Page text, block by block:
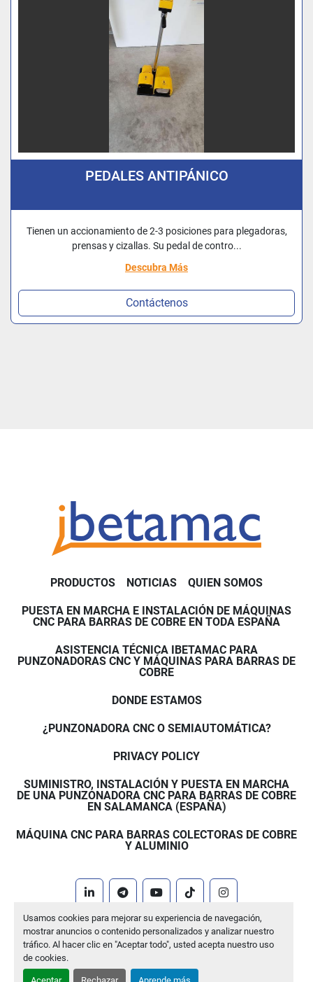
Usamos cookies para mejorar su experiencia de navegación,
mostrar anuncios o contenido personalizados y analizar nuestro
tráfico. Al hacer clic en "Aceptar todo", usted acepta nuestro uso
de cookies.
PEDALES ANTIPÁNICO
Tienen un accionamiento de 2-3 posiciones para plegadoras,
prensas y cizallas. Su pedal de contro...
Descubra Más
Contáctenos
PRODUCTOS NOTICIAS QUIEN SOMOS
PUESTA EN MARCHA E INSTALACIÓN DE MÁQUINAS
CNC PARA BARRAS DE COBRE EN TODA ESPAÑA
ASISTENCIA TÉCNICA IBETAMAC PARA
PUNZONADORAS CNC Y MÁQUINAS PARA BARRAS DE
COBRE
DONDE ESTAMOS
¿PUNZONADORA CNC O SEMIAUTOMÁTICA?
PRIVACY POLICY
SUMINISTRO, INSTALACIÓN Y PUESTA EN MARCHA
DE UNA PUNZONADORA CNC PARA BARRAS DE COBRE
EN SALAMANCA (ESPAÑA)
MÁQUINA CNC PARA BARRAS COLECTORAS DE COBRE
Y ALUMINIO
linkedintelegramyoutubetiktok
instagram
Machinio Systemsitio web deMachinio
Administrar cookies